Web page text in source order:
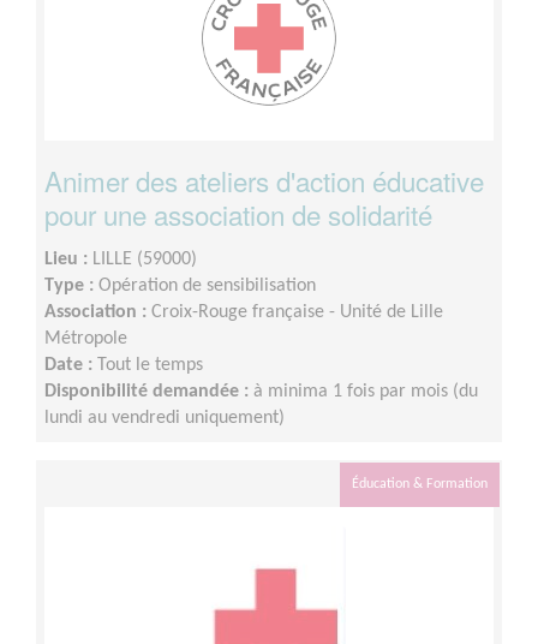
Animer des ateliers d'action éducative
pour une association de solidarité
Lieu : LILLE (59000)
Type : Opération de sensibilisation
Association : Croix-Rouge française - Unité de Lille
Métropole
Date : Tout le temps
Disponibilité demandée : à minima 1 fois par mois (du
lundi au vendredi uniquement)
Éducation & Formation